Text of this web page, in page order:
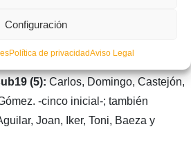
Configuración
Política de privacidadAviso Legal
Manzanedo, Cózar y Jonathan.
(5): Carlos, Domingo, Castejón,
-cinco inicial-; también
Joan, Iker, Toni, Baeza y